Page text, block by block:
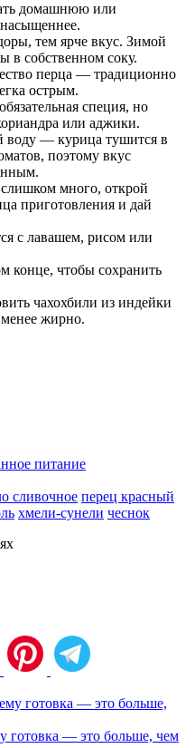
домашнюю или
тем ярче вкус. Зимой
в собственном соку.
перца — традиционно
острым.
специя, но
или аджики.
воду — курица тушится в
поэтому вкус
слишком много, открой
приготовления и дай
с лавашем, рисом или
конце, чтобы сохранить
чахохбили из индейки
жирно.
питание
сливочное перец красный
хмели-сунели чеснок
готовка — это больше, чем